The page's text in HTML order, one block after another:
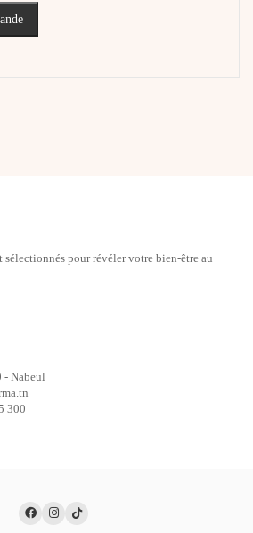
sélectionnés pour révéler votre bien-être au
- Nabeul
300